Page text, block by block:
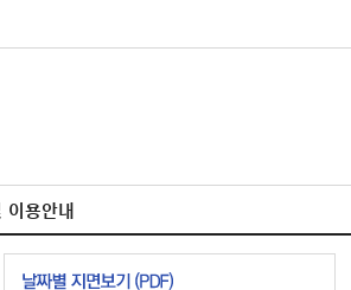
이용안내